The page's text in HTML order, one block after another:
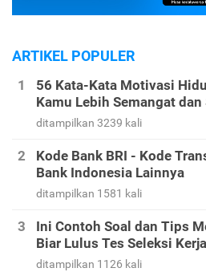
ARTIKEL POPULER
56 Kata-Kata Motivasi
Kamu Lebih Semangat dan
ditampilkan 3239 kali
Kode Bank BRI - Kode
Bank Indonesia Lainnya
ditampilkan 1581 kali
Ini Contoh Soal dan Tips
Biar Lulus Tes Seleksi Kerja
ditampilkan 1126 kali